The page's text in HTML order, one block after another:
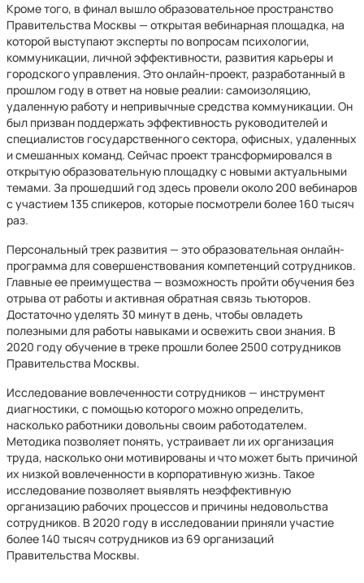
Кроме того, в финал вышло образовательное пространство
Правительства Москвы — открытая вебинарная площадка, на
которой выступают эксперты по вопросам психологии,
коммуникации, личной эффективности, развития карьеры и
городского управления. Это онлайн-проект, разработанный в
прошлом году в ответ на новые реалии: самоизоляцию,
удаленную работу и непривычные средства коммуникации. Он
был призван поддержать эффективность руководителей и
специалистов государственного сектора, офисных, удаленных
и смешанных команд. Сейчас проект трансформировался в
открытую образовательную площадку с новыми актуальными
темами. За прошедший год здесь провели около 200 вебинаров
с участием 135 спикеров, которые посмотрели более 160 тысяч
раз.
Персональный трек развития — это образовательная онлайн-
программа для совершенствования компетенций сотрудников.
Главные ее преимущества — возможность пройти обучения без
отрыва от работы и активная обратная связь тьюторов.
Достаточно уделять 30 минут в день, чтобы овладеть
полезными для работы навыками и освежить свои знания. В
2020 году обучение в треке прошли более 2500 сотрудников
Правительства Москвы.
Исследование вовлеченности сотрудников — инструмент
диагностики, с помощью которого можно определить,
насколько работники довольны своим работодателем.
Методика позволяет понять, устраивает ли их организация
труда, насколько они мотивированы и что может быть причиной
их низкой вовлеченности в корпоративную жизнь. Такое
исследование позволяет выявлять неэффективную
организацию рабочих процессов и причины недовольства
сотрудников. В 2020 году в исследовании приняли участие
более 140 тысяч сотрудников из 69 организаций
Правительства Москвы.